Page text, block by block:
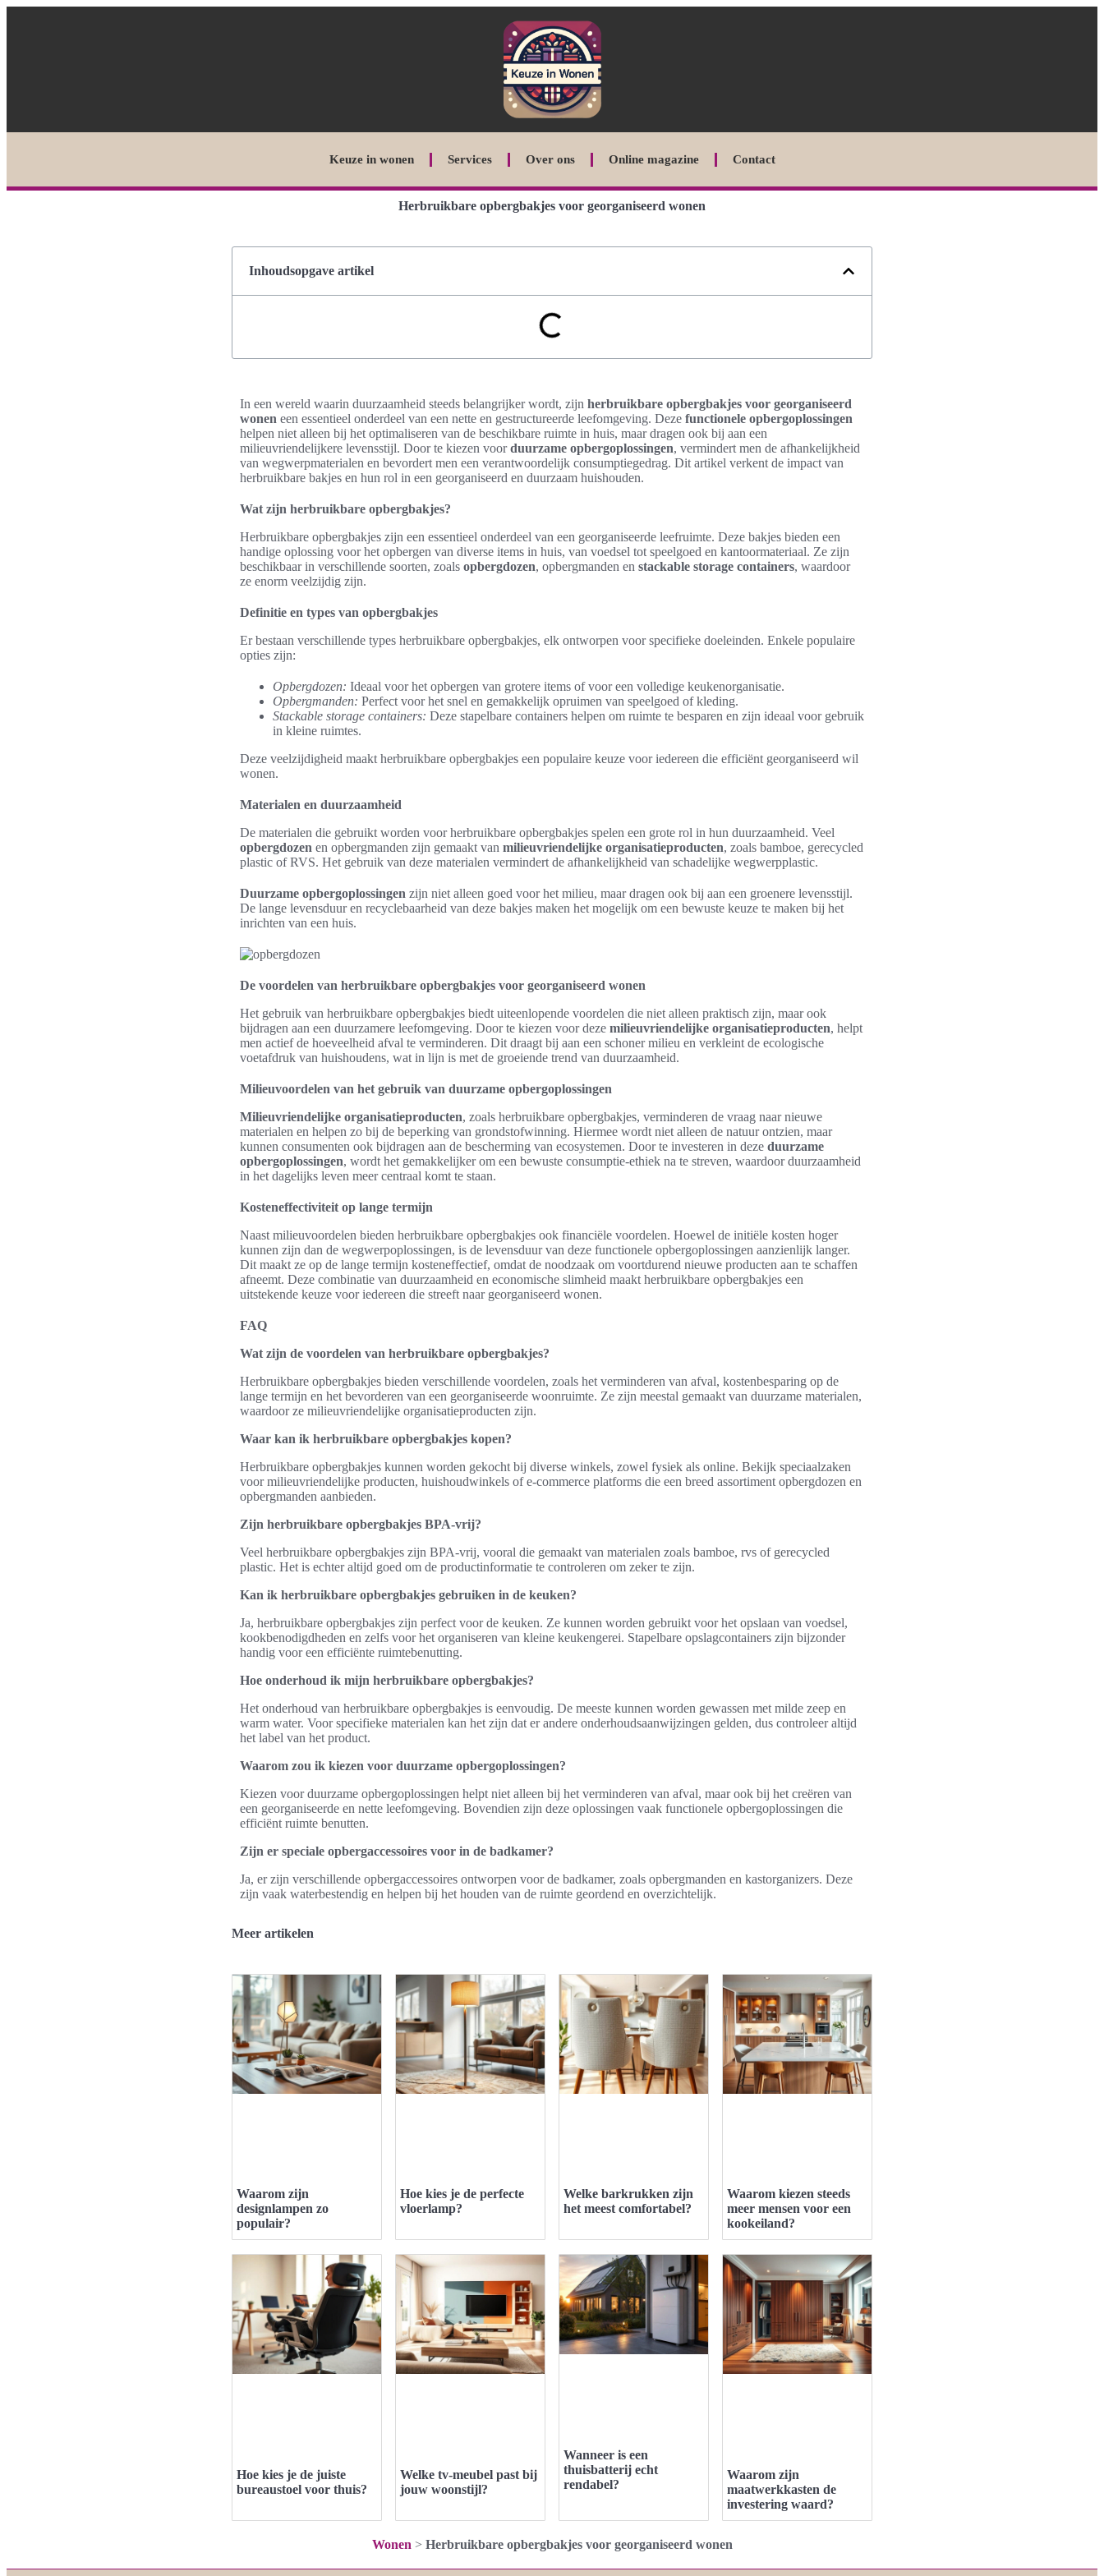
Keuze in wonen Services Over ons Online magazine Contact
Herbruikbare opbergbakjes voor georganiseerd wonen
Inhoudsopgave artikel
In een wereld waarin duurzaamheid steeds belangrijker wordt, zijn herbruikbare opbergbakjes voor georganiseerd
wonen een essentieel onderdeel van een nette en gestructureerde leefomgeving. Deze functionele opbergoplossingen
helpen niet alleen bij het optimaliseren van de beschikbare ruimte in huis, maar dragen ook bij aan een
milieuvriendelijkere levensstijl. Door te kiezen voorduurzame opbergoplossingen, vermindert men de afhankelijkheid
van wegwerpmaterialen en bevordert men een verantwoordelijk consumptiegedrag. Dit artikel verkent de impact van
herbruikbare bakjes en hun rol in een georganiseerd en duurzaam huishouden.
Wat zijn herbruikbare opbergbakjes?
Herbruikbare opbergbakjes zijn een essentieel onderdeel van een georganiseerde leefruimte. Deze bakjes bieden een
handige oplossing voor het opbergen van diverse items in huis, van voedsel tot speelgoed en kantoormateriaal. Ze zijn
beschikbaar in verschillende soorten, zoals opbergdozen, opbergmanden en stackable storage containers, waardoor
ze enorm veelzijdig zijn.
Definitie en types van opbergbakjes
Er bestaan verschillende types herbruikbare opbergbakjes, elk ontworpen voor specifieke doeleinden. Enkele populaire
opties zijn:
Opbergdozen: Ideaal voor het opbergen van grotere items of voor een volledige keukenorganisatie.
Opbergmanden: Perfect voor het snel en gemakkelijk opruimen van speelgoed of kleding.
Stackable storage containers: Deze stapelbare containers helpen om ruimte te besparen en zijn ideaal voor gebruik
in kleine ruimtes.
Deze veelzijdigheid maakt herbruikbare opbergbakjes een populaire keuze voor iedereen die efficiënt georganiseerd wil
wonen.
Materialen en duurzaamheid
De materialen die gebruikt worden voor herbruikbare opbergbakjes spelen een grote rol in hun duurzaamheid. Veel
opbergdozen en opbergmanden zijn gemaakt van milieuvriendelijke organisatieproducten, zoals bamboe, gerecycled
plastic of RVS. Het gebruik van deze materialen vermindert de afhankelijkheid van schadelijke wegwerpplastic.
Duurzame opbergoplossingen zijn niet alleen goed voor het milieu, maar dragen ook bij aan een groenere levensstijl.
De lange levensduur en recyclebaarheid van deze bakjes maken het mogelijk om een bewuste keuze te maken bij het
inrichten van een huis.
De voordelen van herbruikbare opbergbakjes voor georganiseerd wonen
Het gebruik van herbruikbare opbergbakjes biedt uiteenlopende voordelen die niet alleen praktisch zijn, maar ook
bijdragen aan een duurzamere leefomgeving. Door te kiezen voor deze milieuvriendelijke organisatieproducten, helpt
men actief de hoeveelheid afval te verminderen. Dit draagt bij aan een schoner milieu en verkleint de ecologische
voetafdruk van huishoudens, wat in lijn is met de groeiende trend van duurzaamheid.
Milieuvoordelen van het gebruik van duurzame opbergoplossingen
Milieuvriendelijke organisatieproducten, zoals herbruikbare opbergbakjes, verminderen de vraag naar nieuwe
materialen en helpen zo bij de beperking van grondstofwinning. Hiermee wordt niet alleen de natuur ontzien, maar
kunnen consumenten ook bijdragen aan de bescherming van ecosystemen. Door te investeren in deze duurzame
opbergoplossingen, wordt het gemakkelijker om een bewuste consumptie-ethiek na te streven, waardoor duurzaamheid
in het dagelijks leven meer centraal komt te staan.
Kosteneffectiviteit op lange termijn
Naast milieuvoordelen bieden herbruikbare opbergbakjes ook financiële voordelen. Hoewel de initiële kosten hoger
kunnen zijn dan de wegwerpoplossingen, is de levensduur van deze functionele opbergoplossingen aanzienlijk langer.
Dit maakt ze op de lange termijn kosteneffectief, omdat de noodzaak om voortdurend nieuwe producten aan te schaffen
afneemt. Deze combinatie van duurzaamheid en economische slimheid maakt herbruikbare opbergbakjes een
uitstekende keuze voor iedereen die streeft naar georganiseerd wonen.
FAQ
Wat zijn de voordelen van herbruikbare opbergbakjes?
Herbruikbare opbergbakjes bieden verschillende voordelen, zoals het verminderen van afval, kostenbesparing op de
lange termijn en het bevorderen van een georganiseerde woonruimte. Ze zijn meestal gemaakt van duurzame materialen,
waardoor ze milieuvriendelijke organisatieproducten zijn.
Waar kan ik herbruikbare opbergbakjes kopen?
Herbruikbare opbergbakjes kunnen worden gekocht bij diverse winkels, zowel fysiek als online. Bekijk speciaalzaken
voor milieuvriendelijke producten, huishoudwinkels of e-commerce platforms die een breed assortiment opbergdozen en
opbergmanden aanbieden.
Zijn herbruikbare opbergbakjes BPA-vrij?
Veel herbruikbare opbergbakjes zijn BPA-vrij, vooral die gemaakt van materialen zoals bamboe, rvs of gerecycled
plastic. Het is echter altijd goed om de productinformatie te controleren om zeker te zijn.
Kan ik herbruikbare opbergbakjes gebruiken in de keuken?
Ja, herbruikbare opbergbakjes zijn perfect voor de keuken. Ze kunnen worden gebruikt voor het opslaan van voedsel,
kookbenodigdheden en zelfs voor het organiseren van kleine keukengerei. Stapelbare opslagcontainers zijn bijzonder
handig voor een efficiënte ruimtebenutting.
Hoe onderhoud ik mijn herbruikbare opbergbakjes?
Het onderhoud van herbruikbare opbergbakjes is eenvoudig. De meeste kunnen worden gewassen met milde zeep en
warm water. Voor specifieke materialen kan het zijn dat er andere onderhoudsaanwijzingen gelden, dus controleer altijd
het label van het product.
Waarom zou ik kiezen voor duurzame opbergoplossingen?
Kiezen voor duurzame opbergoplossingen helpt niet alleen bij het verminderen van afval, maar ook bij het creëren van
een georganiseerde en nette leefomgeving. Bovendien zijn deze oplossingen vaak functionele opbergoplossingen die
efficiënt ruimte benutten.
Zijn er speciale opbergaccessoires voor in de badkamer?
Ja, er zijn verschillende opbergaccessoires ontworpen voor de badkamer, zoals opbergmanden en kastorganizers. Deze
zijn vaak waterbestendig en helpen bij het houden van de ruimte geordend en overzichtelijk.
Meer artikelen
Waarom zijn
designlampen zo
populair?
Hoe kies je de perfecte
vloerlamp?
Welke barkrukken zijn
het meest comfortabel?
Waarom kiezen steeds
meer mensen voor een
kookeiland?
Hoe kies je de juiste
bureaustoel voor thuis?
Welke tv-meubel past bij
jouw woonstijl?
Wanneer is een
thuisbatterij echt
rendabel?
Waarom zijn
maatwerkkasten de
investering waard?
Wonen > Herbruikbare opbergbakjes voor georganiseerd wonen